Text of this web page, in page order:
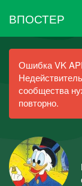
ВПОСТЕР
Ошибка VK
сообщества
повторно.